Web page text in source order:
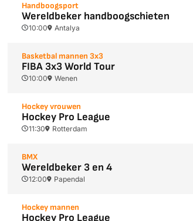
Handboogsport
Wereldbeker handboogschieten
10:00 Antalya
Basketbal mannen 3x3
FIBA 3x3 World Tour
10:00 Wenen
Hockey vrouwen
Hockey Pro League
11:30 Rotterdam
BMX
Wereldbeker 3 en 4
12:00 Papendal
Hockey mannen
Hockey Pro League